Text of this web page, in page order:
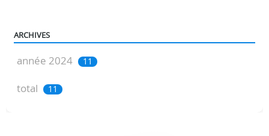
ARCHIVES
année 2024 11
total 11